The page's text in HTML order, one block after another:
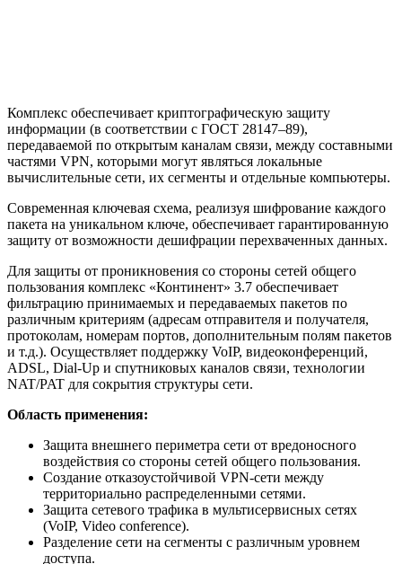
Комплекс обеспечивает криптографическую защиту
информации (в соответствии с ГОСТ 28147–89),
передаваемой по открытым каналам связи, между составными
частями VPN, которыми могут являться локальные
вычислительные сети, их сегменты и отдельные компьютеры.
Современная ключевая схема, реализуя шифрование каждого
пакета на уникальном ключе, обеспечивает гарантированную
защиту от возможности дешифрации перехваченных данных.
Для защиты от проникновения со стороны сетей общего
пользования комплекс «Континент» 3.7 обеспечивает
фильтрацию принимаемых и передаваемых пакетов по
различным критериям (адресам отправителя и получателя,
протоколам, номерам портов, дополнительным полям пакетов
и т.д.). Осуществляет поддержку VoIP, видеоконференций,
ADSL, Dial-Up и спутниковых каналов связи, технологии
NAT/PAT для сокрытия структуры сети.
Область применения:
Защита внешнего периметра сети от вредоносного
воздействия со стороны сетей общего пользования.
Создание отказоустойчивой VPN-сети между
территориально распределенными сетями.
Защита сетевого трафика в мультисервисных сетях
(VoIP, Video conference).
Разделение сети на сегменты с различным уровнем
доступа.